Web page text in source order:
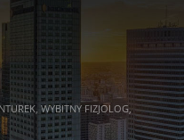
WYBITNY FIZJOLOG,